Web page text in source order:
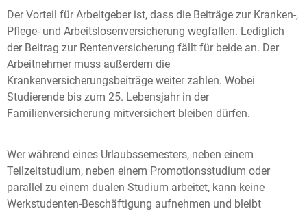
Der Vorteil für Arbeitgeber ist, dass die Beiträge zur Kranken-,
Pflege- und Arbeitslosenversicherung wegfallen. Lediglich
der Beitrag zur Rentenversicherung fällt für beide an. Der
Arbeitnehmer muss außerdem die
Krankenversicherungsbeiträge weiter zahlen. Wobei
Studierende bis zum 25. Lebensjahr in der
Familienversicherung mitversichert bleiben dürfen.
Wer während eines Urlaubssemesters, neben einem
Teilzeitstudium, neben einem Promotionsstudium oder
parallel zu einem dualen Studium arbeitet, kann keine
Werkstudenten-Beschäftigung aufnehmen und bleibt